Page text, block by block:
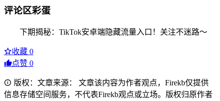
评论区彩蛋
下期揭秘：TikTok安卓端隐藏流量入口！关注不迷路～
收藏 0
点赞 0
版权：文章来源： 文章该内容为作者观点，Firekb仅提供
信息存储空间服务，不代表Firekb观点或立场。版权归原作者